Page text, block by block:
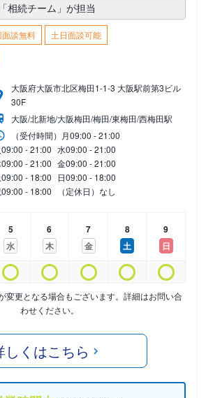
相続チーム」が担当
面談無料
土日面談可能
大阪府大阪市北区梅田1-1-3 大阪駅前第3ビル
30F
大阪/北新地/大阪梅田/梅田/東梅田/西梅田駅
（受付時間） 月09:00 - 21:00
09:00 - 21:00 水09:00 - 21:00
09:00 - 21:00 金09:00 - 21:00
09:00 - 18:00 日09:00 - 18:00
09:00 - 18:00 （定休日）なし
5
水
6
木
7
金
8
土
9
日
変更となる場合もございます。詳細はお問い合
わせください。
しくはこちら